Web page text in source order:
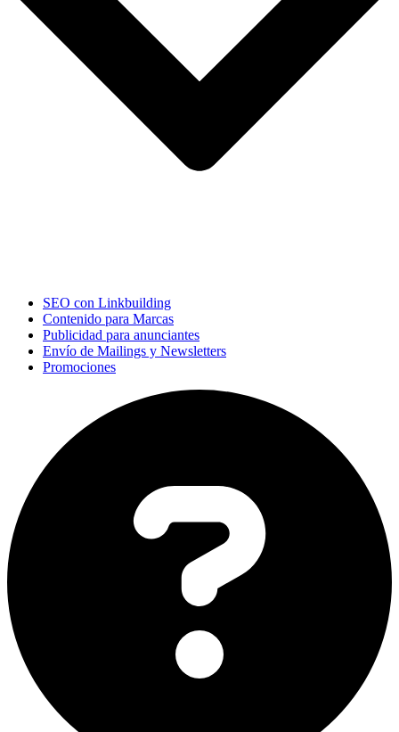
SEO con Linkbuilding
Contenido para Marcas
Publicidad para anunciantes
Envío de Mailings y Newsletters
Promociones